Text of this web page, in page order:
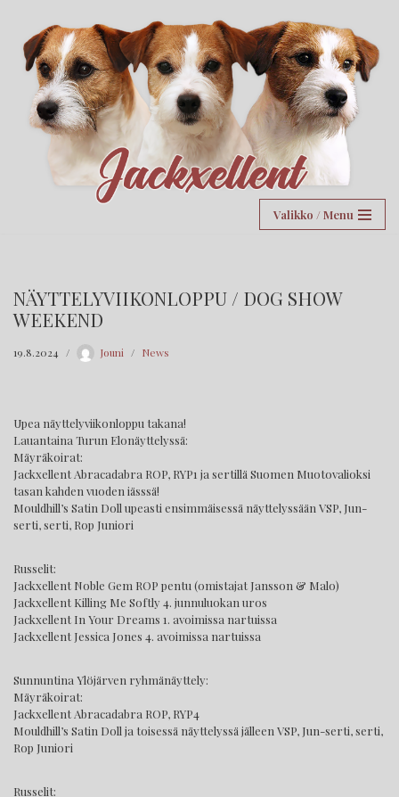
Siirry
suoraan
sisältöön
Valikko / Menu
NÄYTTELYVIIKONLOPPU / DOG SHOW
WEEKEND
19.8.2024 Jouni News
Upea näyttelyviikonloppu takana!
Lauantaina Turun Elonäyttelyssä:
Mäyräkoirat:
Jackxellent Abracadabra ROP, RYP1 ja sertillä Suomen Muotovalioksi
tasan kahden vuoden iässsä!
Mouldhill’s Satin Doll upeasti ensimmäisessä näyttelyssään VSP, Jun-
serti, serti, Rop Juniori
Russelit:
Jackxellent Noble Gem ROP pentu (omistajat Jansson & Malo)
Jackxellent Killing Me Softly 4. junnuluokan uros
Jackxellent In Your Dreams 1. avoimissa nartuissa
Jackxellent Jessica Jones 4. avoimissa nartuissa
Sunnuntina Ylöjärven ryhmänäyttely:
Mäyräkoirat:
Jackxellent Abracadabra ROP, RYP4
Mouldhill’s Satin Doll ja toisessä näyttelyssä jälleen VSP, Jun-serti, serti,
Rop Juniori
Russelit: